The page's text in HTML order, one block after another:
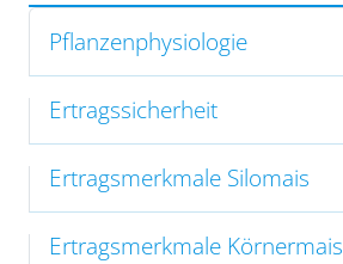
Pflanzenphysiologie
Ertragssicherheit
Ertragsmerkmale Silomais
Ertragsmerkmale Körnermais